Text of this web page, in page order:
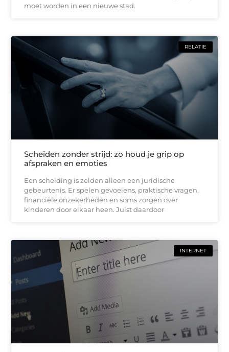
moet worden in een nieuwe stad.
RELATIE
Scheiden zonder strijd: zo houd je grip op
afspraken en emoties
Een scheiding is zelden alleen een juridische
gebeurtenis. Er spelen gevoelens, praktische vragen,
financiële onzekerheden en soms zorgen over
kinderen door elkaar heen. Juist daardoor
INTERNET